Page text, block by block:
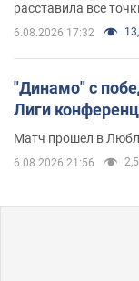
расставила все
6.08.2026 17:32
"Динамо" с
Лиги
Матч прошел в
6.08.2026 21:56 2,5